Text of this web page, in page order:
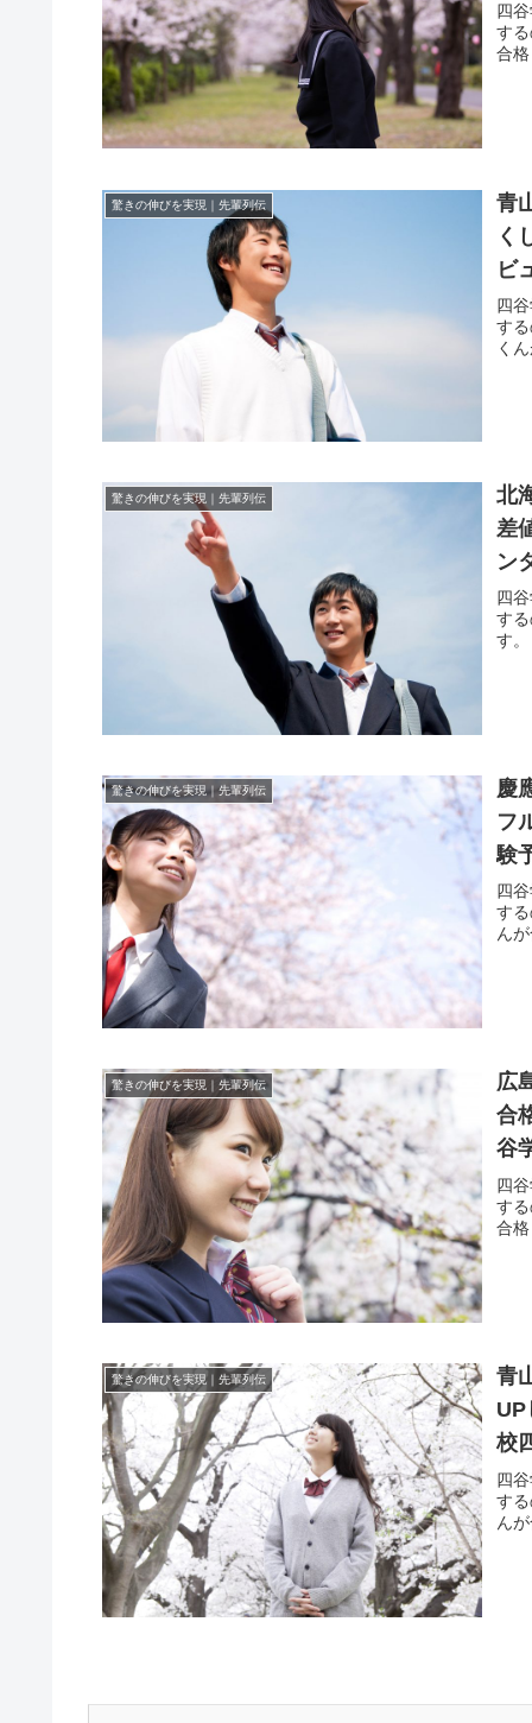
四
す
合
驚きの伸びを実現｜先輩列伝
青
く
ビ
四
す
く
驚きの伸びを実現｜先輩列伝
北
差
ン
四
す
す
驚きの伸びを実現｜先輩列伝
慶
フ
験
四
す
ん
驚きの伸びを実現｜先輩列伝
広
合
谷
四
す
合
驚きの伸びを実現｜先輩列伝
青
UP
校
四
す
ん